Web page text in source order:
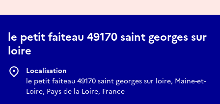
le petit faiteau 49170 saint georges sur
loire
Localisation
le petit faiteau 49170 saint georges sur loire, Maine-et-
Loire, Pays de la Loire, France